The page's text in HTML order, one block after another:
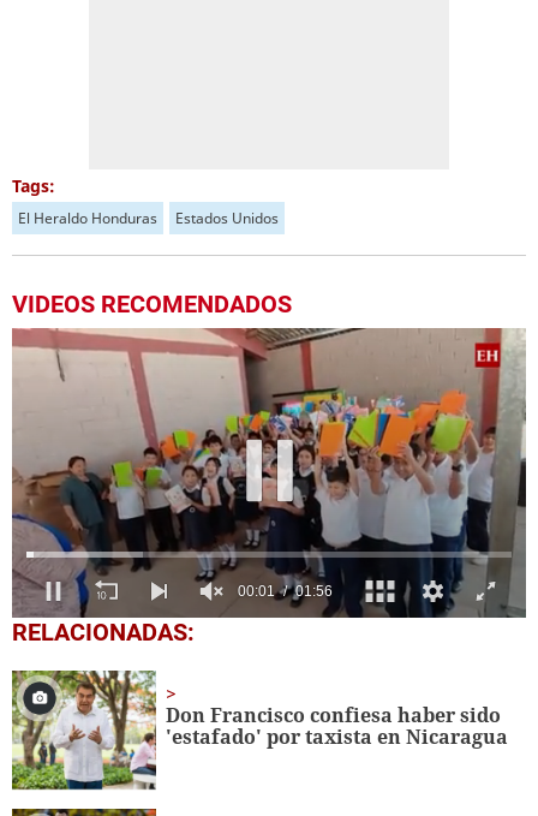
Tags:
El Heraldo Honduras Estados Unidos
VIDEOS RECOMENDADOS
0
seconds
1
minute,
56
seconds
RELACIONADAS:
Don Francisco confiesa haber sido
'estafado' por taxista en Nicaragua